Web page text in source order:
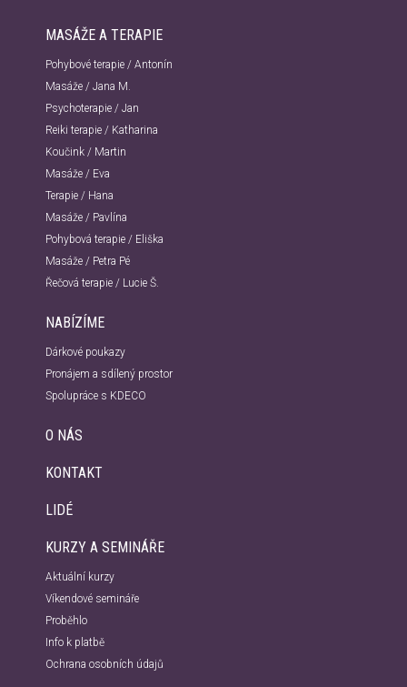
MASÁŽE A TERAPIE
Pohybové terapie / Antonín
Masáže / Jana M.
Psychoterapie / Jan
Reiki terapie / Katharina
Koučink / Martin
Masáže / Eva
Terapie / Hana
Masáže / Pavlína
Pohybová terapie / Eliška
Masáže / Petra Pé
Řečová terapie / Lucie Š.
NABÍZÍME
Dárkové poukazy
Pronájem a sdílený prostor
Spolupráce s KDECO
O NÁS
KONTAKT
LIDÉ
KURZY A SEMINÁŘE
Aktuální kurzy
Víkendové semináře
Proběhlo
Info k platbě
Ochrana osobních údajů